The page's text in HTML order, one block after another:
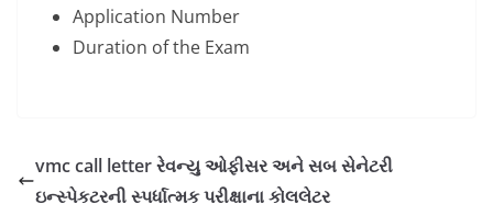
Application Number
Duration of the Exam
vmc call letter રેવન્યુ ઓફીસર અને સબ સેનેટરી
ઇન્સ્પેકટરની સ્પર્ધાત્મક પરીક્ષાના કોલલેટર